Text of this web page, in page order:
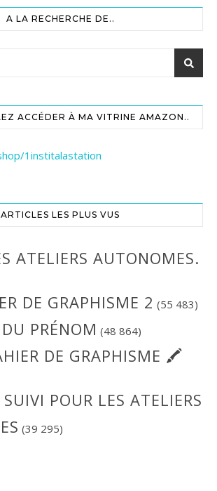
A LA RECHERCHE DE..
ACCÉDER À MA VITRINE AMAZON..
1institalastation
ARTICLES LES PLUS VUS
ATELIERS AUTONOMES.
DE GRAPHISME 2 (55 483)
PRÉNOM (48 864)
DE GRAPHISME 🖍
POUR LES ATELIERS
(39 295)